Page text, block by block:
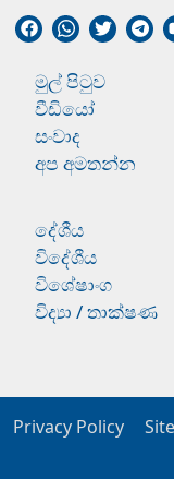
මුල් පිටුව
වීඩියෝ
සංවාද
අප අමතන්න
දේශීය
විදේශීය
විශේෂාංග
විද්‍යා / තාක්ෂණ
Privacy Policy